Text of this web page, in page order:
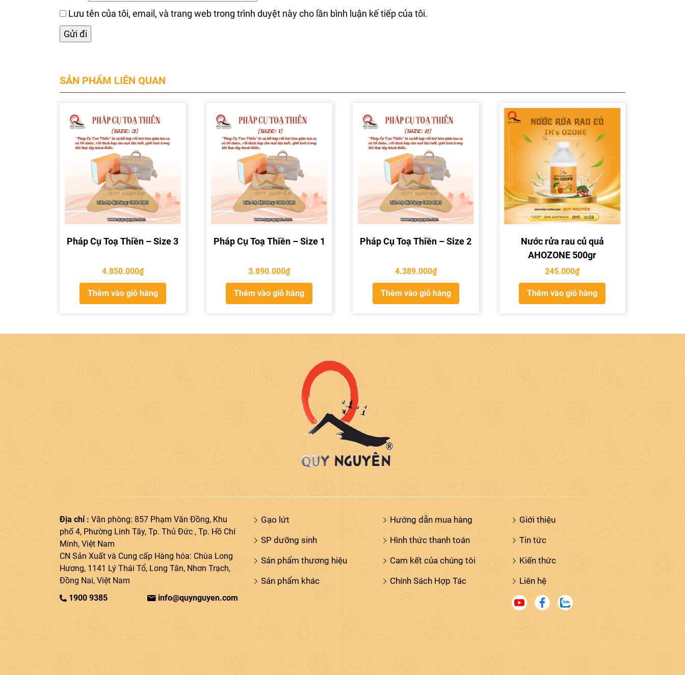
Lưu tên của tôi, email, và trang web trong trình duyệt này cho lần bình luận kế tiếp của tôi.
SẢN PHẨM LIÊN QUAN
Pháp Cụ Toạ Thiền – Size 3
4.850.000₫
Thêm vào giỏ hàng
Pháp Cụ Toạ Thiền – Size 1
3.890.000₫
Thêm vào giỏ hàng
Pháp Cụ Toạ Thiền – Size 2
4.389.000₫
Thêm vào giỏ hàng
Nước rửa rau củ quả
AHOZONE 500gr
245.000₫
Thêm vào giỏ hàng
Địa chỉ : Văn phòng: 857 Phạm Văn Đồng, Khu
phố 4, Phường Linh Tây, Tp. Thủ Đức , Tp. Hồ Chí
Minh, Việt Nam
CN Sản Xuất và Cung cấp Hàng hóa: Chùa Long
Hương, 1141 Lý Thái Tổ, Long Tân, Nhơn Trạch,
Đồng Nai, Việt Nam
1900 9385
info@quynguyen.com
Gạo lứt
SP dưỡng sinh
Sản phẩm thương hiệu
Sản phẩm khác
Hướng dẫn mua hàng
Hình thức thanh toán
Cam kết của chúng tôi
Chính Sách Hợp Tác
Giới thiệu
Tin tức
Kiến thức
Liên hệ